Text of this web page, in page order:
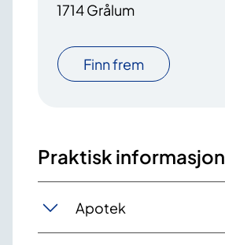
1714 Grålum
Finn frem
Praktisk informasjon
Apotek